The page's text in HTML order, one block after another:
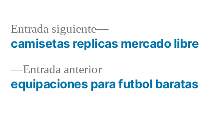
Navegación
de
entradas
Entrada anteriorEntrada
anterior:
equipaciones para futbol baratas
Entrada siguiente
Entrada
siguiente:
camisetas replicas mercado libre